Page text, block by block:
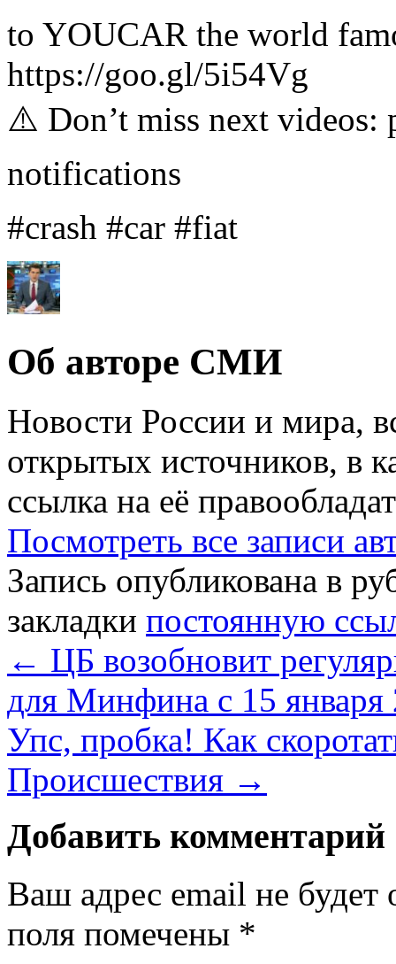
to YOUCAR the world
https://goo.gl/5i54Vg
⚠️ Don’t miss next videos:
notifications
#crash #car #fiat
Об авторе СМИ
Новости России и мира,
открытых источников, в
ссылка на её
Посмотреть все записи
Запись опубликована в
закладки постоянную
← ЦБ возобновит
для Минфина с 15 января
Упс, пробка! Как
Происшествия →
Добавить комментарий
Ваш адрес email не будет
поля помечены *